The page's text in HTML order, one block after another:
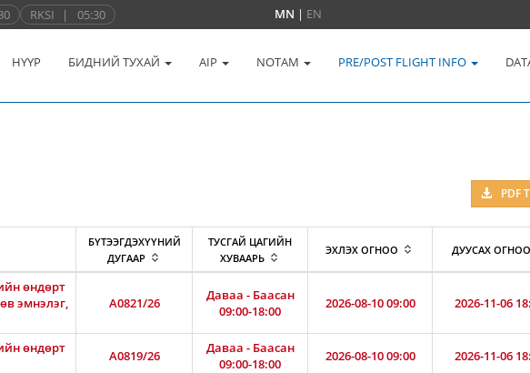
RKSI | 05:30 MN | EN
НҮҮР БИДНИЙ ТУХАЙ AIP NOTAM PRE/POST FLIGHT INFO
PDF
БҮТЭЭГДЭХҮҮНИЙ
ДУГААР
ТУСГАЙ ЦАГИЙН
ХУВААРЬ
ЭХЛЭХ ОГНОО ДУУСАХ ОГНОО
өндөрт
эмнэлэг,
A0821/26
Даваа - Баасан
09:00-18:00
2026-08-10 09:00 2026-11-06
өндөрт
A0819/26
Даваа - Баасан
09:00-18:00
2026-08-10 09:00 2026-11-06